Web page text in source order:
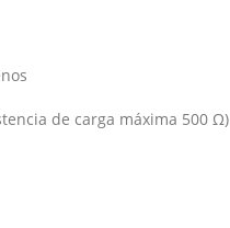
de carga máxima 500 Ω)